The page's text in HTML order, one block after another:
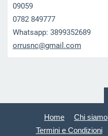
09059
0782 849777
Whatsapp: 3899352689
orrusnc@gmail.com
Home Chi siamo
Termini e Condizioni